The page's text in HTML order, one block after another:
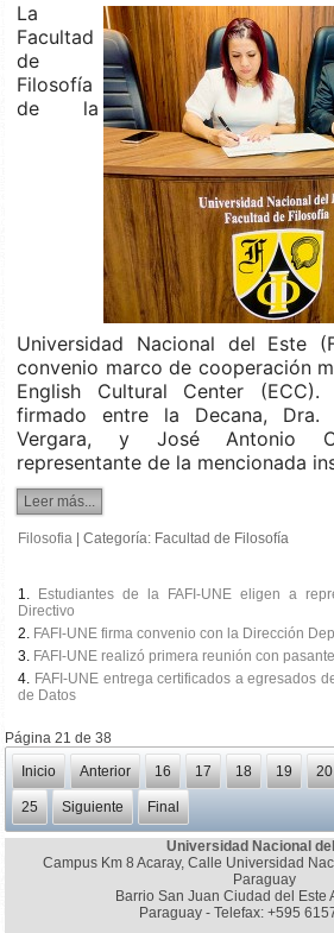
La
Facultad
de
Filosofía
de la
Universidad Nacional del Este
convenio marco de cooperación
English Cultural Center
firmado entre la Decana, Dra.
Vergara, y José Antonio
representante de la mencionada
Leer más...
Filosofia |Categoría: Facultad de Filosofía
Estudiantes de la FAFI-UNE eligen a
Directivo
FAFI-UNE firma convenio con la Dirección
FAFI-UNE realizó primera reunión con
FAFI-UNE entrega certificados a egresados
de Datos
Página 21 de 38
Inicio
Anterior 16 17 18 19 20
25 Siguiente Final
Universidad Nacional
Campus Km 8 Acaray, Calle Universidad
Paraguay
Barrio San Juan Ciudad del Este
Paraguay - Telefax: +595